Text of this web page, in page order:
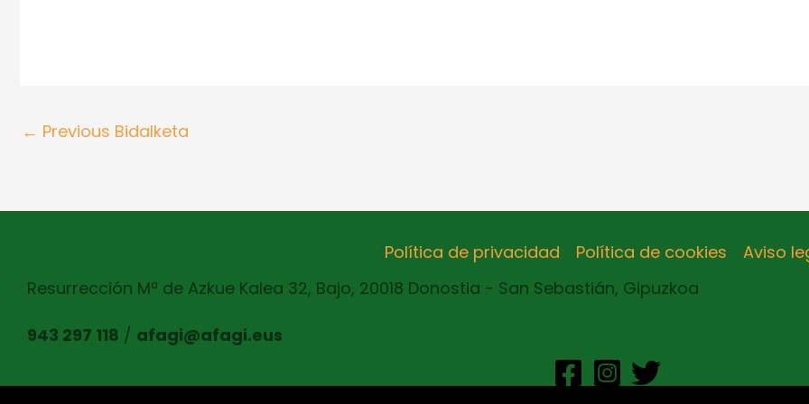
← Previous Bidalketa
Política de privacidad Política de cookies
Aviso
Resurrección Mª de Azkue Kalea 32, Bajo, 20018 Donostia - San Sebastián, Gipuzkoa
943 297 118 / afagi@afagi.eus